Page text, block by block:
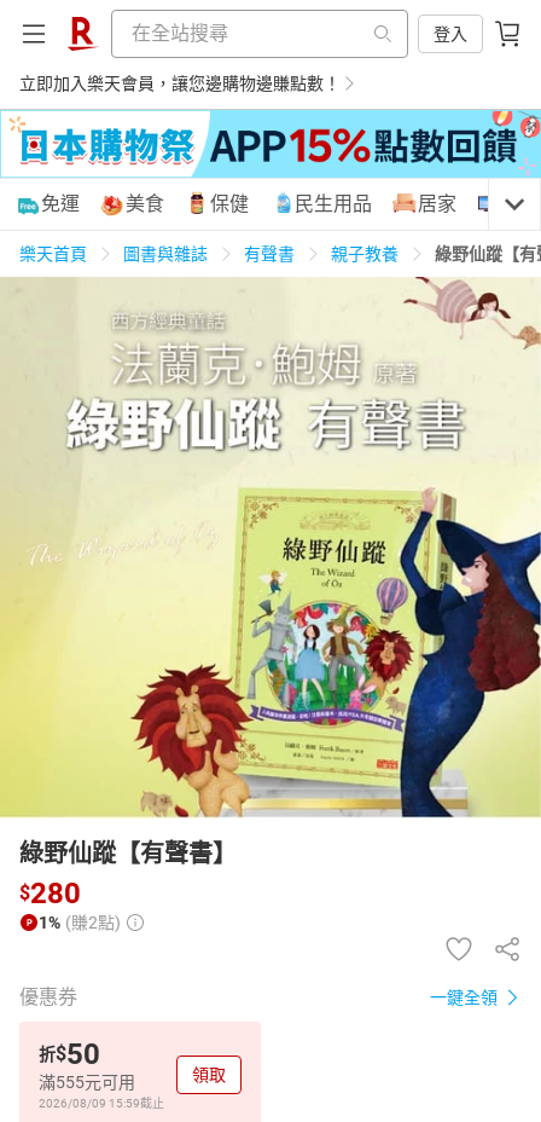
登入
立即加入樂天會員，讓您邊購物邊賺點數！
購物網分類
美食蛋糕 民生用品
居家生活 3C家電 運動休閒 親子玩具
化妝保養 情趣用品
電子/紙本書
免運 美食 保健 民生用品 居家 3C
樂天首頁 圖書與雜誌 有聲書 親子教養 綠野仙蹤【有
綠野仙蹤【有聲書】
$280
1% (賺2點)
優惠券 一鍵全領
折$50
滿555元可用
2026/08/09 15:59截止
領取